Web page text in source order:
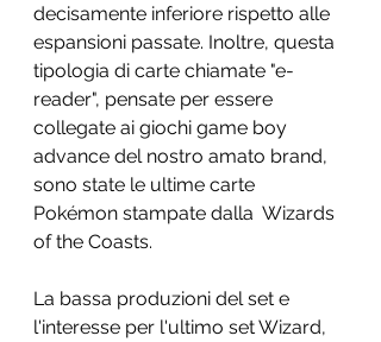
decisamente inferiore rispetto alle
espansioni passate. Inoltre, questa
tipologia di carte chiamate "e-
reader", pensate per essere
collegate ai giochi game boy
advance del nostro amato brand,
sono state le ultime carte
Pokémon stampate dalla  Wizards
of the Coasts.
La bassa produzioni del set e
l'interesse per l'ultimo set Wizard,